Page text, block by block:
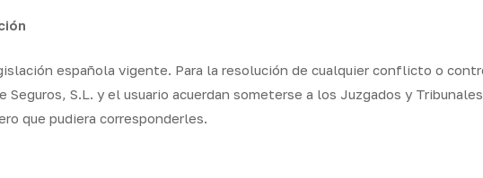
española vigente. Para la resolución de cualquier conflicto o
Seguros, S.L. y el usuario acuerdan someterse a los Juzgados y
que pudiera corresponderles.